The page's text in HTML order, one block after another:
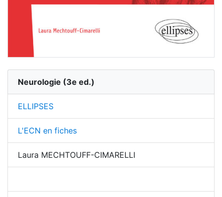
Neurologie (3e ed.)
ELLIPSES
L'ECN en fiches
Laura MECHTOUFF-CIMARELLI